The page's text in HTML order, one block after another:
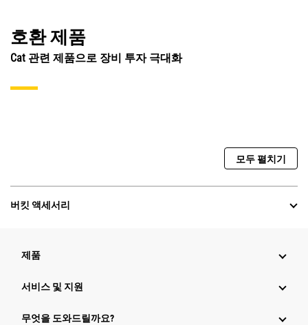
호환 제품
Cat 관련 제품으로 장비 투자 극대화
모두 펼치기
버킷 액세서리
제품
서비스 및 지원
무엇을 도와드릴까요?